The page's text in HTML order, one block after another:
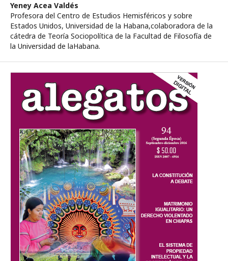
Yeney Acea Valdés
Profesora del Centro de Estudios Hemisféricos y sobre
Estados Unidos, Universidad de la Habana,colaboradora de la
cátedra de Teoría Sociopolítica de la Facultad de Filosofía de
la Universidad de laHabana.